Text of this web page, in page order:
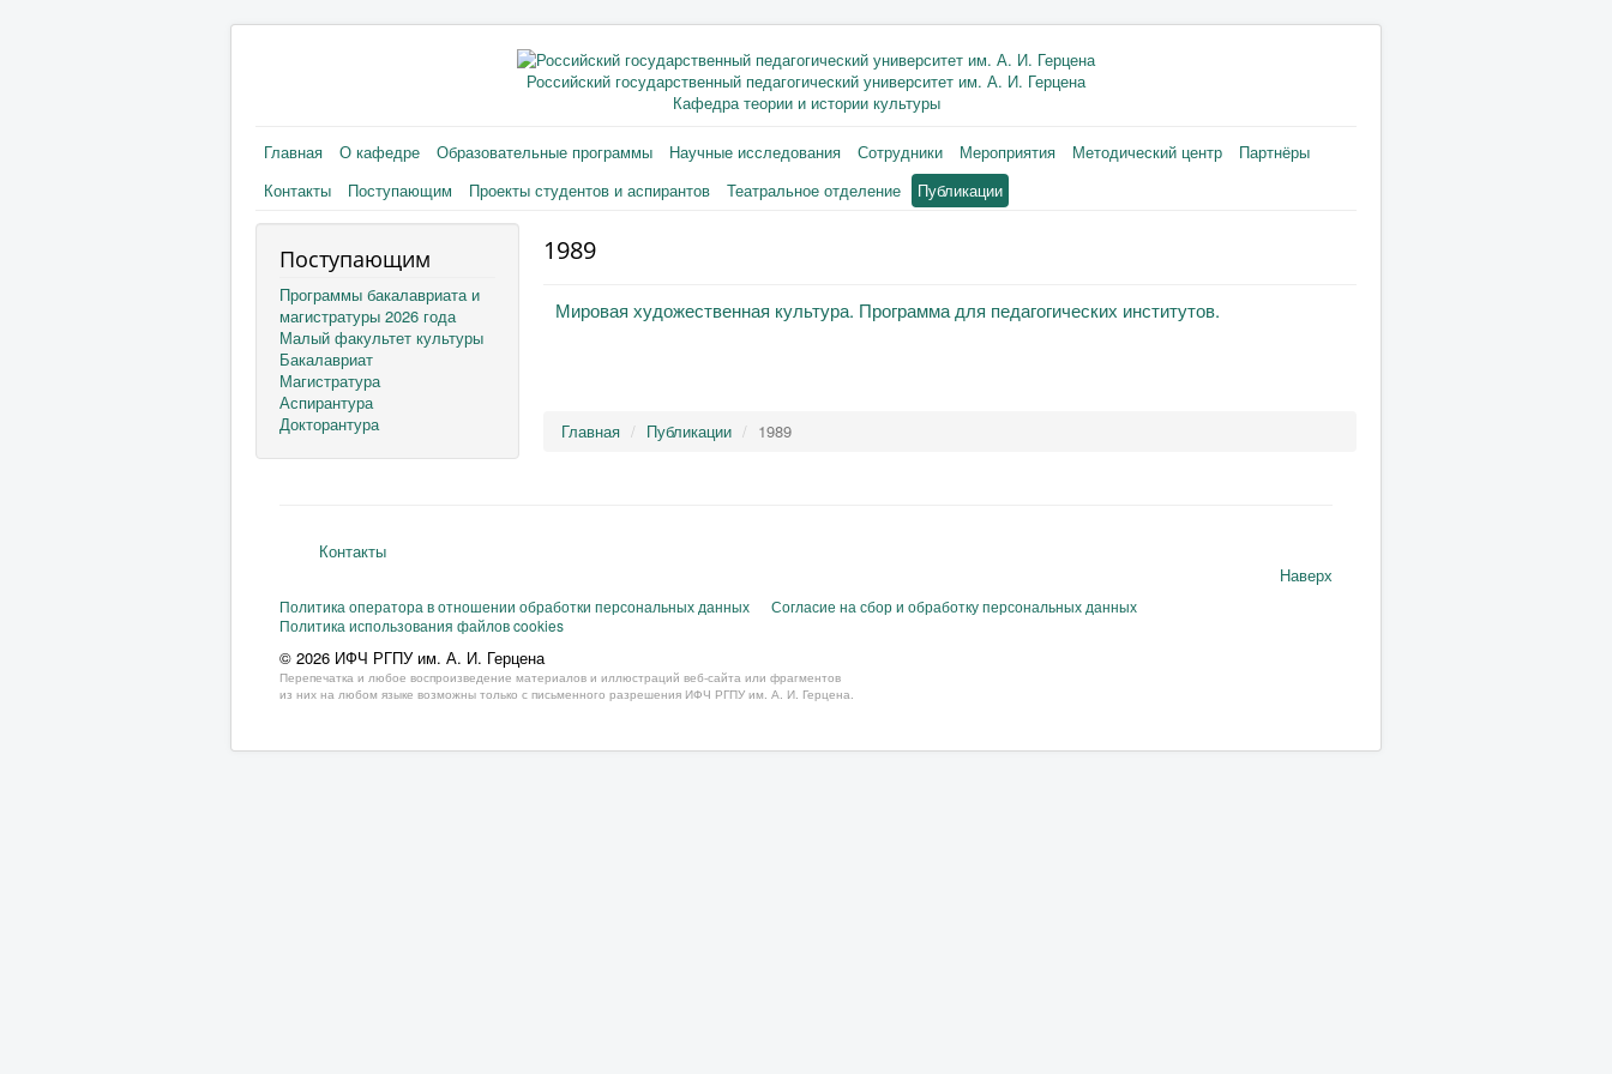
Российский государственный педагогический университет им. А. И. Герцена
Кафедра теории и истории культуры
Главная О кафедре Образовательные программы Научные исследования Сотрудники Мероприятия Методический центр
Партнёры
Контакты
Поступающим Проекты студентов и аспирантов Театральное отделение Публикации
Поступающим
Программы бакалавриата и
магистратуры 2026 года
Малый факультет культуры
Бакалавриат
Магистратура
Аспирантура
Докторантура
1989
Мировая художественная культура. Программа для педагогических институтов.
Главная Публикации 1989
Контакты
Наверх
Политика оператора в отношении обработки персональных данных
Согласие на сбор и обработку персональных данных
Политика использования файлов cookies
© 2026 ИФЧ РГПУ им. А. И. Герцена
Перепечатка и любое воспроизведение материалов и иллюстраций веб-сайта или фрагментов
из них на любом языке возможны только с письменного разрешения ИФЧ РГПУ им. А. И. Герцена.